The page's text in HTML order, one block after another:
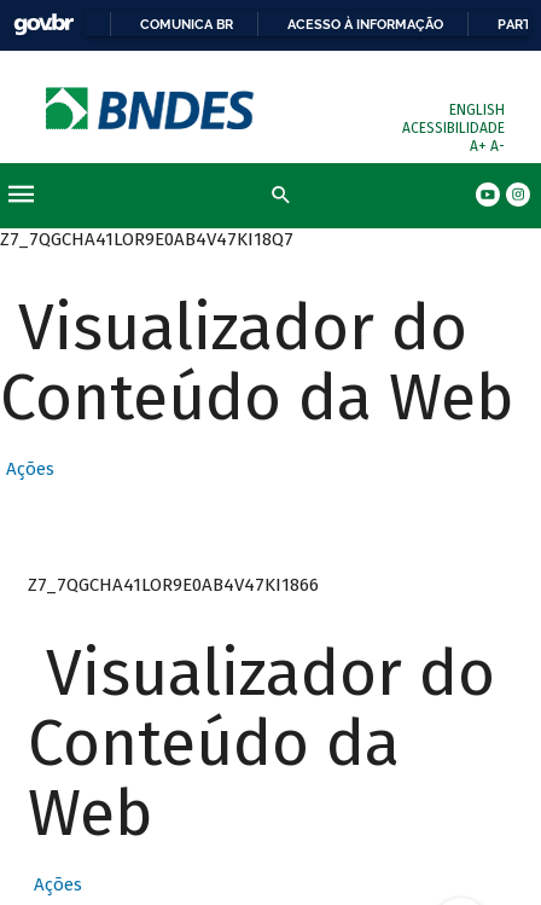
COMUNICA BR ACESSO À INFORMAÇÃO
ENGLISH
ACESSIBILIDADE
A+ A-
Z7_7QGCHA41LOR9E0AB4V47KI18Q7
Visualizador do
Conteúdo da Web
Ações
Z7_7QGCHA41LOR9E0AB4V47KI1866
Visualizador do
Conteúdo da
Web
Ações